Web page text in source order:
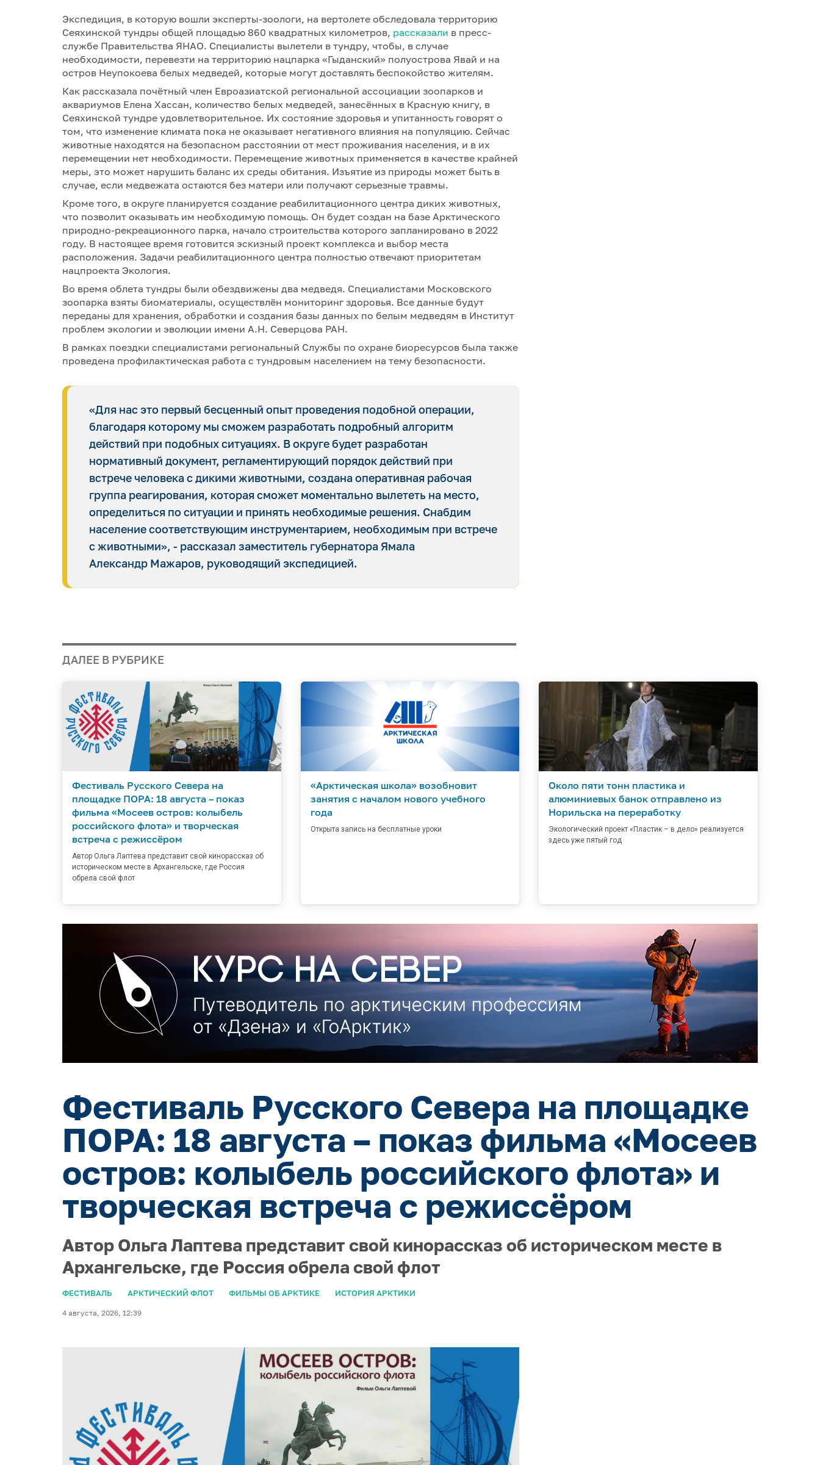
Экспедиция, в которую вошли эксперты-зоологи, на вертолете обследовала территорию
Сеяхинской тундры общей площадью 860 квадратных километров, рассказали в пресс-
службе Правительства ЯНАО. Специалисты вылетели в тундру, чтобы, в случае
необходимости, перевезти на территорию нацпарка «Гыданский» полуострова Явай и на
остров Неупокоева белых медведей, которые могут доставлять беспокойство жителям.
Как рассказала почётный член Евроазиатской региональной ассоциации зоопарков и
аквариумов Елена Хассан, количество белых медведей, занесённых в Красную книгу, в
Сеяхинской тундре удовлетворительное. Их состояние здоровья и упитанность говорят о
том, что изменение климата пока не оказывает негативного влияния на популяцию. Сейчас
животные находятся на безопасном расстоянии от мест проживания населения, и в их
перемещении нет необходимости. Перемещение животных применяется в качестве крайней
меры, это может нарушить баланс их среды обитания. Изъятие из природы может быть в
случае, если медвежата остаются без матери или получают серьезные травмы.
Кроме того, в округе планируется создание реабилитационного центра диких животных,
что позволит оказывать им необходимую помощь. Он будет создан на базе Арктического
природно-рекреационного парка, начало строительства которого запланировано в 2022
году. В настоящее время готовится эскизный проект комплекса и выбор места
расположения. Задачи реабилитационного центра полностью отвечают приоритетам
нацпроекта Экология.
Во время облета тундры были обездвижены два медведя. Специалистами Московского
зоопарка взяты биоматериалы, осуществлён мониторинг здоровья. Все данные будут
переданы для хранения, обработки и создания базы данных по белым медведям в Институт
проблем экологии и эволюции имени А.Н. Северцова РАН.
В рамках поездки специалистами региональный Службы по охране биоресурсов была также
проведена профилактическая работа с тундровым населением на тему безопасности.
«Для нас это первый бесценный опыт проведения подобной операции,
благодаря которому мы сможем разработать подробный алгоритм
действий при подобных ситуациях. В округе будет разработан
нормативный документ, регламентирующий порядок действий при
встрече человека с дикими животными, создана оперативная рабочая
группа реагирования, которая сможет моментально вылететь на место,
определиться по ситуации и принять необходимые решения. Снабдим
население соответствующим инструментарием, необходимым при встрече
с животными», - рассказал заместитель губернатора Ямала
Александр Мажаров, руководящий экспедицией.
ДАЛЕЕ В РУБРИКЕ
Фестиваль Русского Севера на
площадке ПОРА: 18 августа – показ
фильма «Мосеев остров: колыбель
российского флота» и творческая
встреча с режиссёром
Автор Ольга Лаптева представит свой кинорассказ об
историческом месте в Архангельске, где Россия
обрела свой флот
«Арктическая школа» возобновит
занятия с началом нового учебного
года
Открыта запись на бесплатные уроки
Около пяти тонн пластика и
алюминиевых банок отправлено из
Норильска на переработку
Экологический проект «Пластик – в дело» реализуется
здесь уже пятый год
Фестиваль Русского Севера на площадке
ПОРА: 18 августа – показ фильма «Мосеев
остров: колыбель российского флота» и
творческая встреча с режиссёром
Автор Ольга Лаптева представит свой кинорассказ об историческом месте в
Архангельске, где Россия обрела свой флот
ФЕСТИВАЛЬ АРКТИЧЕСКИЙ ФЛОТ ФИЛЬМЫ ОБ АРКТИКЕ ИСТОРИЯ АРКТИКИ
4 августа, 2026, 12:39